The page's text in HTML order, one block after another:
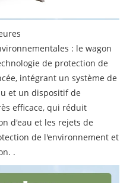
: le wagon
de protection de
intégrant un système de
et un dispositif de
efficace, qui réduit
d'eau et les rejets de
de l'environnement et
.